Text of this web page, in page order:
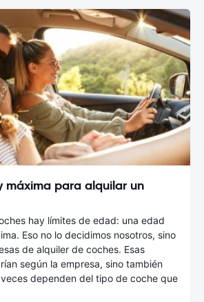
máxima para alquilar un
hay límites de edad: una edad
Eso no lo decidimos nosotros, sino
de alquiler de coches. Esas
según la empresa, sino también
dependen del tipo de coche que